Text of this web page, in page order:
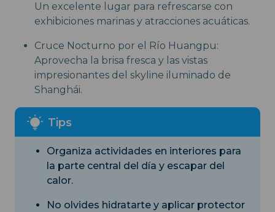
Un excelente lugar para refrescarse con
exhibiciones marinas y atracciones acuáticas.
Cruce Nocturno por el Río Huangpu:
Aprovecha la brisa fresca y las vistas
impresionantes del skyline iluminado de
Shanghái.
Organiza actividades en interiores para
la parte central del día y escapar del
calor.
No olvides hidratarte y aplicar protector